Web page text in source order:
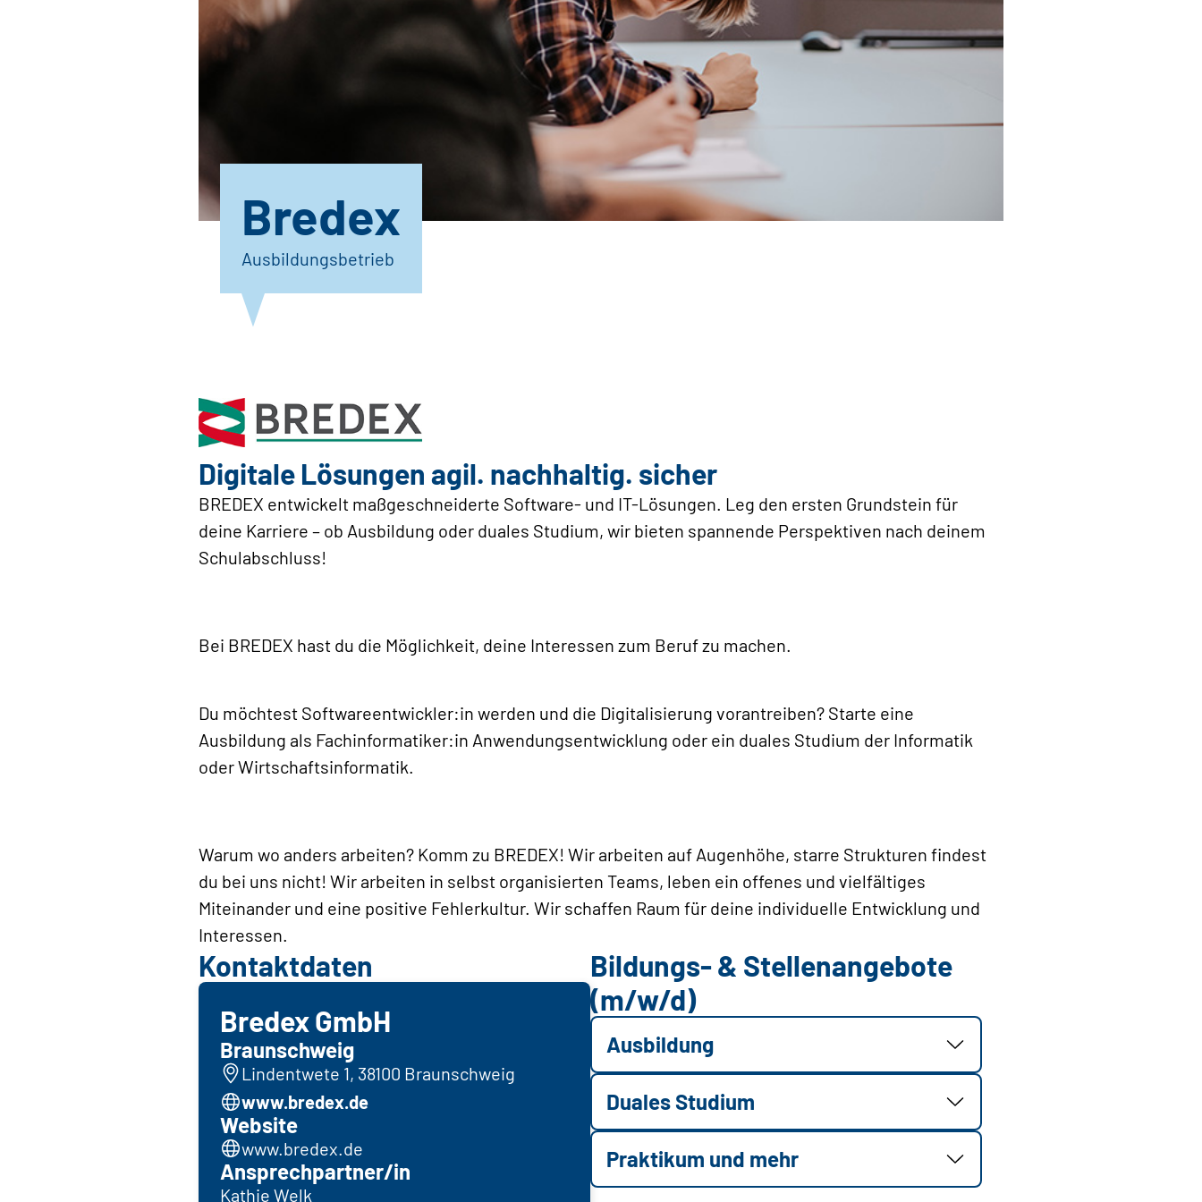
Bredex
Ausbildungsbetrieb
Digitale Lösungen agil. nachhaltig. sicher
BREDEX entwickelt maßgeschneiderte Software- und IT-Lösungen. Leg den ersten Grundstein für
deine Karriere – ob Ausbildung oder duales Studium, wir bieten spannende Perspektiven nach deinem
Schulabschluss!
Bei BREDEX hast du die Möglichkeit, deine Interessen zum Beruf zu machen.
Du möchtest Softwareentwickler:in werden und die Digitalisierung vorantreiben? Starte eine
Ausbildung als Fachinformatiker:in Anwendungsent­wicklung oder ein duales Studium der Informatik
oder Wirtschaftsinformatik.
Warum wo anders arbeiten? Komm zu BREDEX! Wir arbeiten auf Augenhöhe, starre Strukturen findest
du bei uns nicht! Wir arbeiten in selbst organisierten Teams, leben ein offenes und vielfältiges
Miteinander und eine positive Fehlerkultur. Wir schaffen Raum für deine individuelle Entwicklung und
Interessen.
Kontaktdaten
Bredex GmbH
Braunschweig
Lindentwete 1, 38100 Braunschweig
www.bredex.de
Website
www.bredex.de
Ansprechpartner/in
Kathie Welk
Bildungs- & Stellenangebote
(m/w/d)
Ausbildung
Duales Studium
Praktikum und mehr